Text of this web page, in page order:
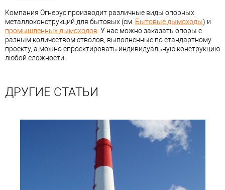
Компания Огнерус производит различные виды опорных
металлоконструкций для бытовых (см. Бытовые дымоходы) и
промышленных дымоходов . У нас можно заказать опоры с
разным количеством стволов, выполненные по стандартному
проекту, а можно спроектировать индивидуальную конструкцию
любой сложности.
ДРУГИЕ СТАТЬИ